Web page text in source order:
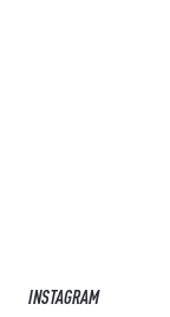
INSTAGRAM